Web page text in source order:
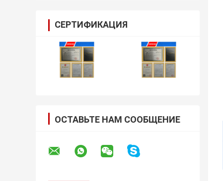
СЕРТИФИКАЦИЯ
ОСТАВЬТЕ НАМ СООБЩЕНИЕ